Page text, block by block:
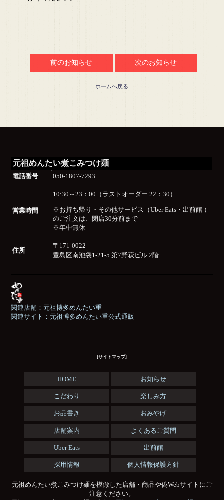
前のお知らせ 次のお知らせ
-ホームへ戻る-
元祖めんたい煮こみつけ麺
電話番号 050-1807-7293
営業時間
10:30～23：00（ラストオーダー 22：30）
※お持ち帰り・その他サービス（Uber Eats・出前館 ）
のご注文は、閉店30分前まで
※年中無休
住所
〒171-0022
豊島区南池袋1-21-5 第7野萩ビル 2階
関連店舗：元祖博多めんたい重
関連サイト：元祖博多めんたい重公式通販
[サイトマップ]
HOME お知らせ
こだわり 楽しみ方
お品書き おみやげ
店舗案内 よくあるご質問
Uber Eats 出前館
採用情報 個人情報保護方針
元祖めんたい煮こみつけ麺を模倣した店舗・商品や偽Webサイトにご
注意ください。